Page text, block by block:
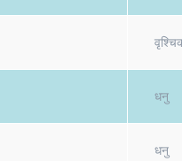
धनु
धनु